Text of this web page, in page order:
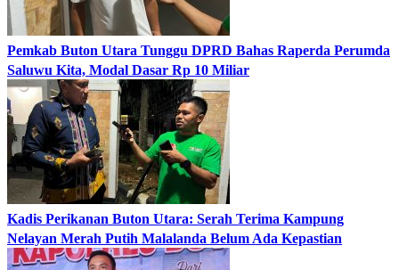
Pemkab Buton Utara Tunggu DPRD Bahas Raperda Perumda
Saluwu Kita, Modal Dasar Rp 10 Miliar
Kadis Perikanan Buton Utara: Serah Terima Kampung
Nelayan Merah Putih Malalanda Belum Ada Kepastian